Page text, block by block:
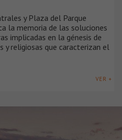
y Plaza del Parque
la memoria de las soluciones
implicadas en la génesis de
y religiosas que caracterizan el
VER +